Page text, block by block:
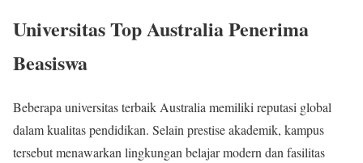
Universitas Top Australia Penerima
Beasiswa
Beberapa universitas terbaik Australia memiliki reputasi global
dalam kualitas pendidikan. Selain prestise akademik, kampus
tersebut menawarkan lingkungan belajar modern dan fasilitas